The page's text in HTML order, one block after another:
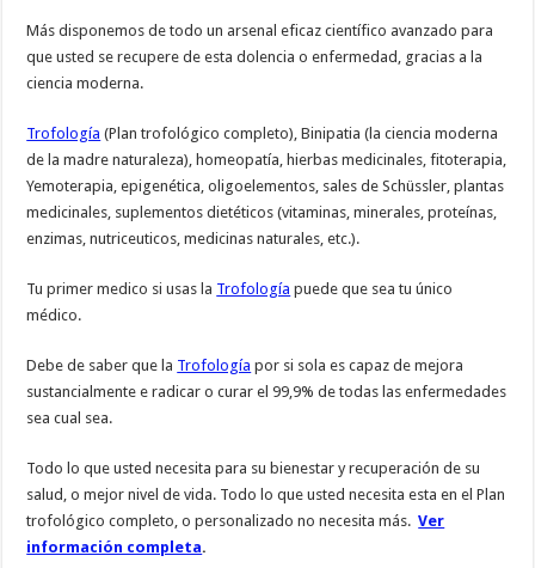
Más disponemos de todo un arsenal eficaz científico avanzado para
que usted se recupere de esta dolencia o enfermedad, gracias a la
ciencia moderna.
Trofología (Plan trofológico completo), Binipatia (la ciencia moderna
de la madre naturaleza), homeopatía, hierbas medicinales, fitoterapia,
Yemoterapia, epigenética, oligoelementos, sales de Schüssler, plantas
medicinales, suplementos dietéticos (vitaminas, minerales, proteínas,
enzimas, nutriceuticos, medicinas naturales, etc.).
Tu primer medico si usas la Trofología puede que sea tu único
médico.
Debe de saber que la Trofología por si sola es capaz de mejora
sustancialmente e radicar o curar el 99,9% de todas las enfermedades
sea cual sea.
Todo lo que usted necesita para su bienestar y recuperación de su
salud, o mejor nivel de vida. Todo lo que usted necesita esta en el Plan
trofológico completo, o personalizado no necesita más.Ver
información completa.